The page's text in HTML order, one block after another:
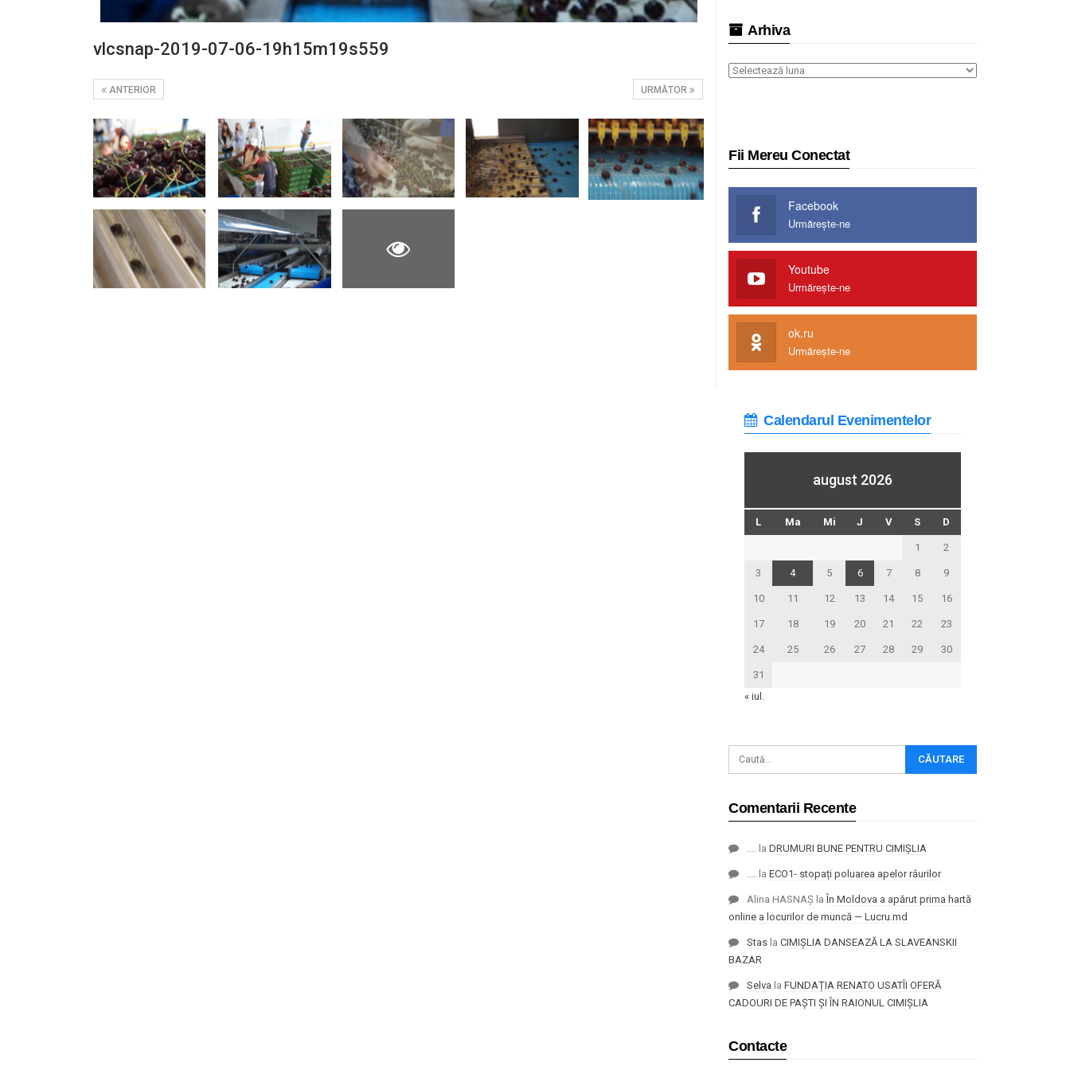
vlcsnap-2019-07-06-19h15m19s559
URMĂTOR
ANTERIOR
Arhiva
Arhiva
Fii Mereu Conectat
Facebook
Urmărește-ne
Youtube
Urmărește-ne
ok.ru
Urmărește-ne
Calendarul Evenimentelor
august 2026
L Ma Mi J V S D
1 2
3 4 5 6 7 8 9
10 11 12 13 14 15 16
17 18 19 20 21 22 23
24 25 26 27 28 29 30
31
« iul.
Comentarii Recente
la DRUMURI BUNE PENTRU CIMIȘLIA
la ECO1- stopați poluarea apelor râurilor
Alina HASNAȘ la În Moldova a apărut prima hartă
online a locurilor de muncă — Lucru.md
Stas la CIMIȘLIA DANSEAZĂ LA SLAVEANSKII
BAZAR
Selva la FUNDAȚIA RENATO USATÎI OFERĂ
CADOURI DE PAȘTI ȘI ÎN RAIONUL CIMIȘLIA
Contacte